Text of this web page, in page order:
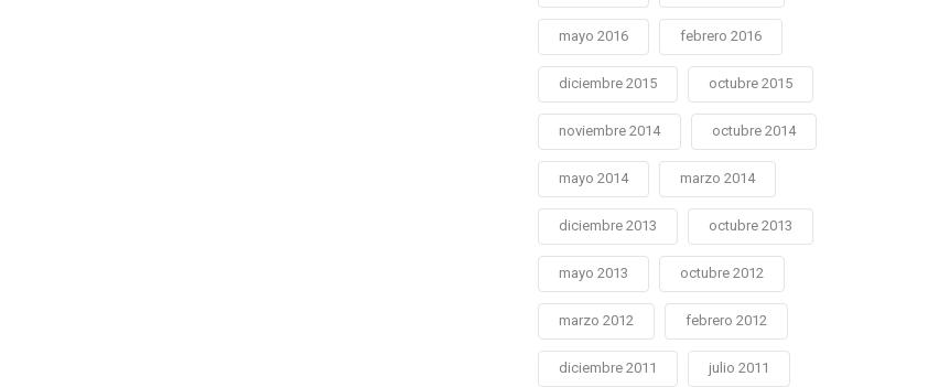
mayo 2016 febrero 2016
diciembre 2015 octubre 2015
noviembre 2014 octubre 2014
mayo 2014 marzo 2014
diciembre 2013 octubre 2013
mayo 2013 octubre 2012
marzo 2012 febrero 2012
diciembre 2011 julio 2011